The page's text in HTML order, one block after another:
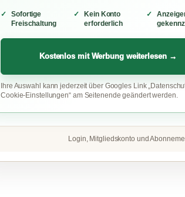
Sofortige
Freischaltung
Kein Konto
erforderlich
Kostenlos mit Werbung weiterlesen →
Ihre Auswahl kann jederzeit über Googles Link
Cookie-Einstellungen“ am Seitenende geändert werden.
Login, Mitgliedskonto und